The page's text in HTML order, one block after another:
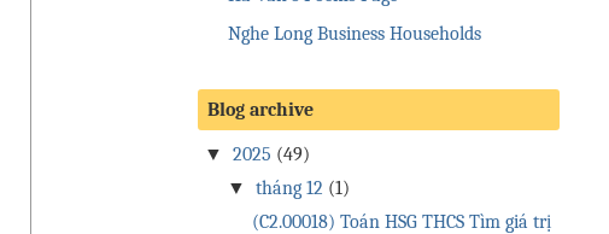
Nghe Long Business Households
Blog archive
▼ 2025 (49)
▼ tháng 12 (1)
(C2.00018) Toán HSG THCS Tìm giá trị